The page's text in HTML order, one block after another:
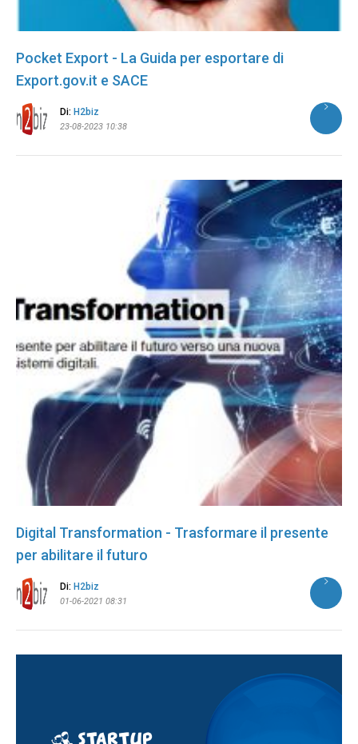
Pocket Export - La Guida per esportare di
Export.gov.it e SACE
Di: H2biz
23-08-2023 10:38
Digital Transformation - Trasformare il presente
per abilitare il futuro
Di: H2biz
01-06-2021 08:31